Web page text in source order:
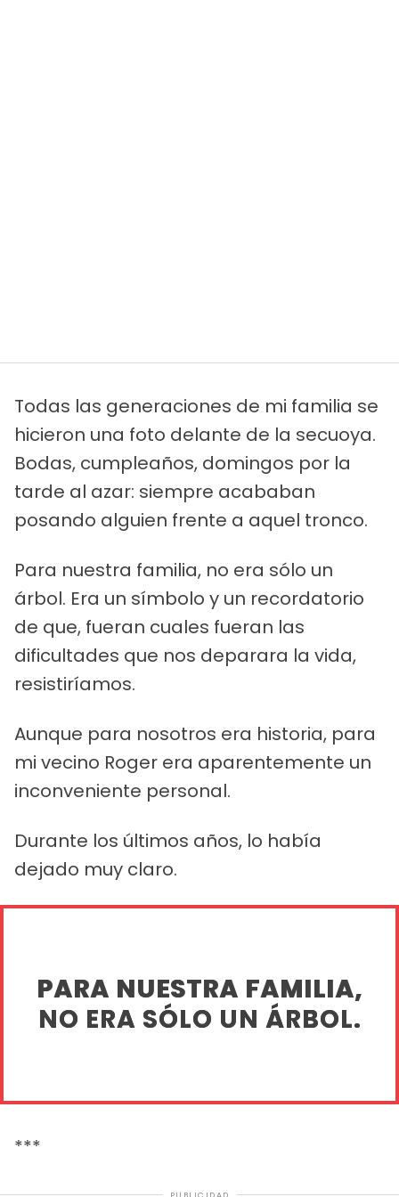
Todas las generaciones de mi familia se
hicieron una foto delante de la secuoya.
Bodas, cumpleaños, domingos por la
tarde al azar: siempre acababan
posando alguien frente a aquel tronco.
Para nuestra familia, no era sólo un
árbol. Era un símbolo y un recordatorio
de que, fueran cuales fueran las
dificultades que nos deparara la vida,
resistiríamos.
Aunque para nosotros era historia, para
mi vecino Roger era aparentemente un
inconveniente personal.
Durante los últimos años, lo había
dejado muy claro.
PARA NUESTRA FAMILIA,
NO ERA SÓLO UN ÁRBOL.
***